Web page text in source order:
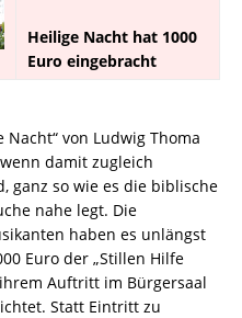
Heilige Nacht hat 1000
Euro eingebracht
von Ludwig Thoma
damit zugleich
ganz so wie es die biblische
nahe legt. Die
haben es unlängst
Euro der „Stillen Hilfe
Auftritt im Bürgersaal
Statt Eintritt zu